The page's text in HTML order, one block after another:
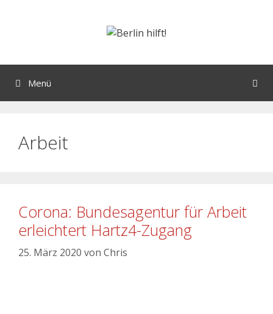
Menü
Arbeit
Corona: Bundesagentur für Arbeit
erleichtert Hartz4-Zugang
25. März 2020 von Chris